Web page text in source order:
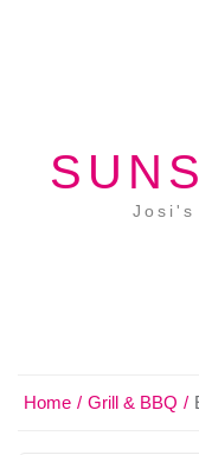
Josi's
Home Grill & BBQ